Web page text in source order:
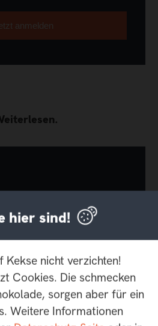
hier sind!
Kekse nicht verzichten!
Cookies. Die schmecken
sorgen aber für ein
Weitere Informationen